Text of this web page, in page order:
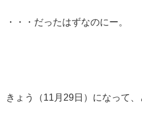
・・・だったはずなのにー。
きょう（11月29日）になって、